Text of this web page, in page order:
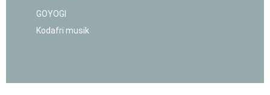
GOYOGI
Kodafri musik